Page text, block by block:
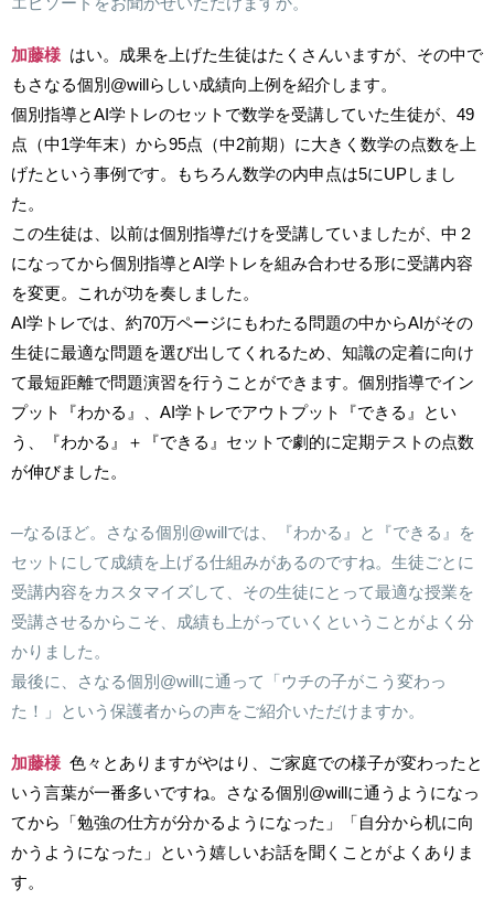
加藤様 はい。成果を上げた生徒はたくさんいますが、その中で
もさなる個別 @willらしい成績向上例を紹介します。
個別指導とAI学トレのセットで数学を受講していた生徒が、49
点（中1学年末）から95点（中2前期）に大きく数学の点数を上
げたという事例です。もちろん数学の内申点は5にUPしまし
た。
この生徒は、以前は個別指導だけを受講していましたが、中２
になってから個別指導とAI学トレを組み合わせる形に受講内容
を変更。これが功を奏しました。
AI学トレでは、約70万ページにもわたる問題の中からAIがその
生徒に最適な問題を選び出してくれるため、知識の定着に向け
て最短距離で問題演習を行うことができます。個別指導でイン
プット『わかる』、AI学トレでアウトプット『できる』とい
う、『わかる』＋『できる』セットで劇的に定期テストの点数
が伸びました。
─なるほど。さなる個別 @willでは、『わかる』と『できる』を
セットにして成績を上げる仕組みがあるのですね。生徒ごとに
受講内容をカスタマイズして、その生徒にとって最適な授業を
受講させるからこそ、成績も上がっていくということがよく分
かりました。
最後に、さなる個別 @willに通って「ウチの子がこう変わっ
た！」という保護者からの声をご紹介いただけますか。
加藤様 色々とありますがやはり、ご家庭での様子が変わったと
いう言葉が一番多いですね。さなる個別 @willに通うようになっ
てから「勉強の仕方が分かるようになった」「自分から机に向
かうようになった」という嬉しいお話を聞くことがよくありま
す。